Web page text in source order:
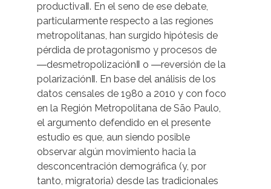
productiva‖. En el seno de ese debate,
particularmente respecto a las regiones
metropolitanas, han surgido hipótesis de
pérdida de protagonismo y procesos de
―desmetropolización‖ o ―reversión de la
polarización‖. En base del análisis de los
datos censales de 1980 a 2010 y con foco
en la Región Metropolitana de São Paulo,
el argumento defendido en el presente
estudio es que, aun siendo posible
observar algún movimiento hacia la
desconcentración demográfica (y, por
tanto, migratoria) desde las tradicionales